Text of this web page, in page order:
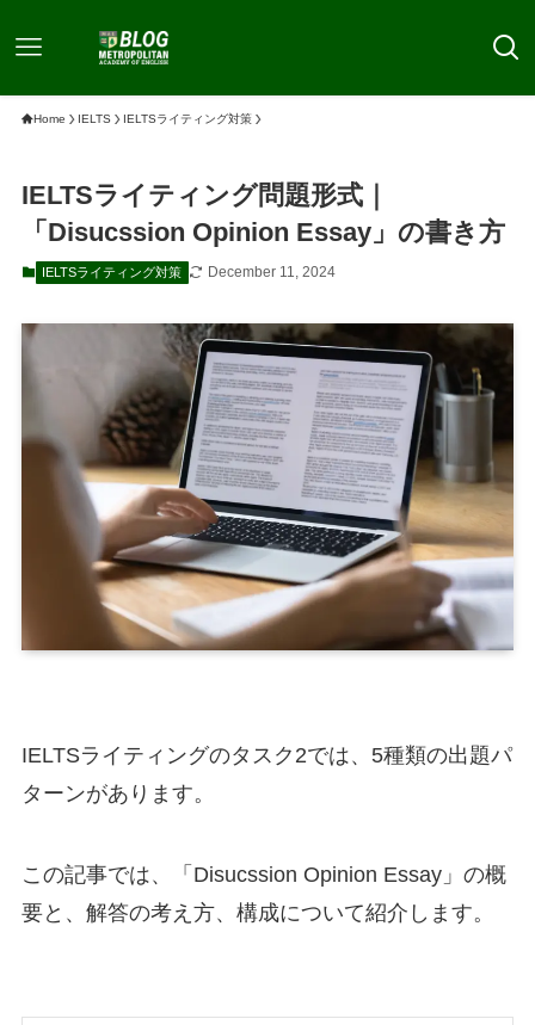
Home IELTS IELTSライティング対策
IELTSライティング問題形式｜
「Disucssion Opinion Essay」の書き方
IELTSライティング対策 December 11, 2024
IELTSライティングのタスク2では、5種類の出題パ
ターンがあります。
この記事では、「Disucssion Opinion Essay」の概
要と、解答の考え方、構成について紹介します。